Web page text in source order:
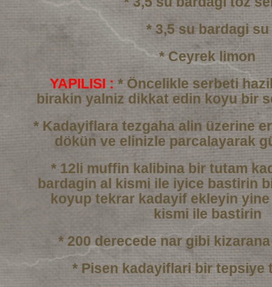
* 3,5 su bardagi su
* Ceyrek limon
YAPILISI : * Öncelikle serbeti
birakin yalniz dikkat edin koyu bir
* Kadayiflara tezgaha alin üzerine
dökün ve elinizle parcalayarak
* 12li muffin kalibina bir tutam
bardagin al kismi ile iyice bastirin
koyup tekrar kadayif ekleyin
kismi ile bastirin
* 200 derecede nar gibi
* Pisen kadayiflari bir tepsiye